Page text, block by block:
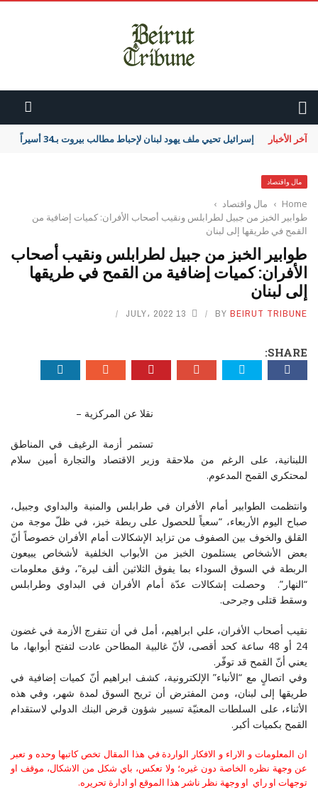
آخر الأخبار إسرائيل تحيي ملف يهود لبنان لإحباط مطالب بيروت بـ34 أسيراً
مال واقتصاد
Home
› مال واقتصاد ›
طوابير الخبز من جبيل لطرابلس ونقيب أصحاب الأفران: كميات إضافية من
القمح في طريقها إلى لبنان
طوابير الخبز من جبيل لطرابلس ونقيب أصحاب
الأفران: كميات إضافية من القمح في طريقها
إلى لبنان
BY BEIRUT TRIBUNE 13 JULY، 2022
SHARE:
نقلا عن المركزية –
تستمر أزمة الرغيف في المناطق
اللبنانية، على الرغم من ملاحقة وزير الاقتصاد والتجارة أمين سلام
لمحتكري القمح المدعوم.
وانتظمت الطوابير أمام الأفران في طرابلس والمنية والبداوي وجبيل،
صباح اليوم الأربعاء، “سعياً للحصول على ربطة خبز، في ظلّ موجة من
القلق والخوف بين الصفوف من تزايد الإشكالات أمام الأفران خصوصاً أنّ
بعض الأشخاص يستلمون الخبز من الأبواب الخلفية لأشخاص يبيعون
الربطة في السوق السوداء بما يفوق الثلاثين ألف ليرة”، وفق معلومات
“النهار”. وحصلت إشكالات عدّة أمام الأفران في البداوي وطرابلس
وسقط قتلى وجرحى.
نقيب أصحاب الأفران، علي ابراهيم، أمل في أن تنفرج الأزمة في غضون
24 أو 48 ساعة كحد أقصى، لأنّ غالبية المطاحن عادت لتفتح أبوابها، ما
يعني أنّ القمح قد توفّر.
وفي اتصالٍ مع “الأنباء” الإلكترونية، كشف ابراهيم أنّ كميات إضافية في
طريقها إلى لبنان، ومن المفترض أن تريح السوق لمدة شهر، وفي هذه
الأثناء، على السلطات المعنيّة تسيير شؤون قرض البنك الدولي لاستقدام
القمح بكميات أكبر.
ان المعلومات و الاراء و الافكار الواردة في هذا المقال تخص كاتبها وحده و تعبر
عن وجهة نظره الخاصة دون غيره؛ ولا تعكس، باي شكل من الاشكال، موقف او
توجهات او راي او وجهة نظر ناشر هذا الموقع او ادارة تحريره.